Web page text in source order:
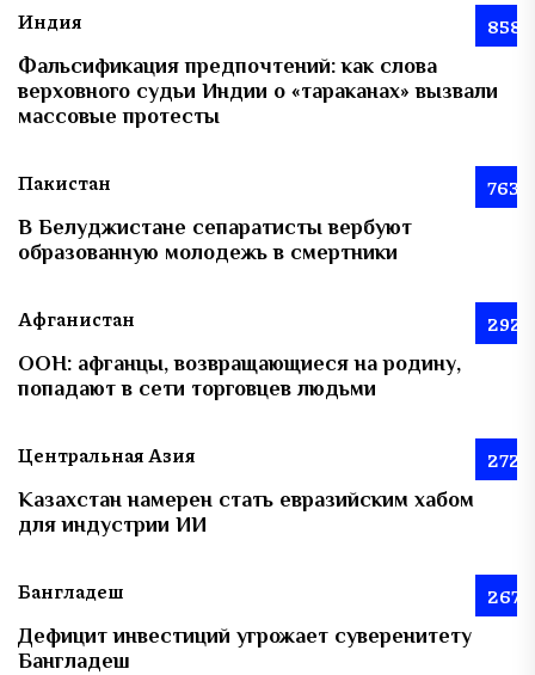
Индия 858
Фальсификация предпочтений: как слова
верховного судьи Индии о «тараканах» вызвали
массовые протесты
Пакистан 763
В Белуджистане сепаратисты вербуют
образованную молодежь в смертники
Афганистан 292
ООН: афганцы, возвращающиеся на родину,
попадают в сети торговцев людьми
Центральная Азия 272
Казахстан намерен стать евразийским хабом
для индустрии ИИ
Бангладеш 267
Дефицит инвестиций угрожает суверенитету
Бангладеш